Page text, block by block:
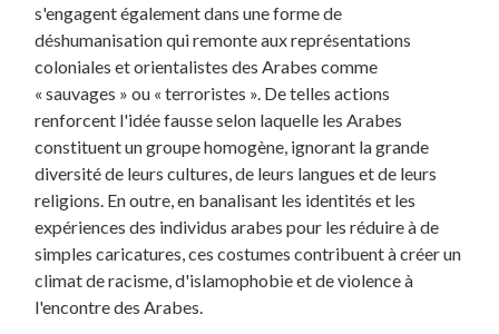
s'engagent également dans une forme de
déshumanisation qui remonte aux représentations
coloniales et orientalistes des Arabes comme
« sauvages » ou « terroristes ». De telles actions
renforcent l'idée fausse selon laquelle les Arabes
constituent un groupe homogène, ignorant la grande
diversité de leurs cultures, de leurs langues et de leurs
religions. En outre, en banalisant les identités et les
expériences des individus arabes pour les réduire à de
simples caricatures, ces costumes contribuent à créer un
climat de racisme, d'islamophobie et de violence à
l'encontre des Arabes.